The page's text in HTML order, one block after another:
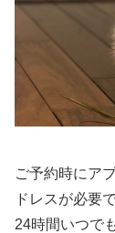
ご予約時にア
ドレスが必要で
24時間いつで